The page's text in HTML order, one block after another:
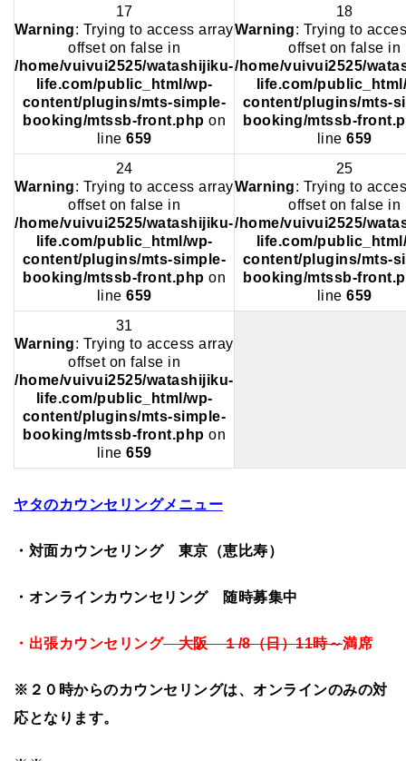
17
Warning: Trying to access array
offset on false in
/home/vuivui2525/watashijiku-
life.com/public_html/wp-
content/plugins/mts-simple-
booking/mtssb-front.php on
line 659
18
Warning: Trying to
offset on false in
/home/vuivui2525/
life.com/
content/plugins/mts-
booking/mtssb-
line 659
24
Warning: Trying to access array
offset on false in
/home/vuivui2525/watashijiku-
life.com/public_html/wp-
content/plugins/mts-simple-
booking/mtssb-front.php on
line 659
25
Warning: Trying to
offset on false in
/home/vuivui2525/
life.com/
content/plugins/mts-
booking/mtssb-
line 659
31
Warning: Trying to access array
offset on false in
/home/vuivui2525/watashijiku-
life.com/public_html/wp-
content/plugins/mts-simple-
booking/mtssb-front.php on
line 659
ヤタのカウンセリングメニュー
・対面カウンセリング 東京（恵比寿）
・オンラインカウンセリング 随時募集中
・出張カウンセリング大阪 １/8（日）11時～満席
※２０時からのカウンセリングは、オンラインのみの対
応となります。